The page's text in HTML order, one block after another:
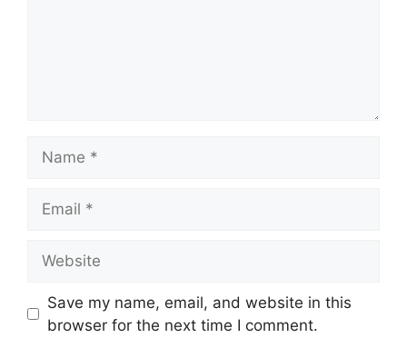
Save my name, email, and website in this
browser for the next time I comment.